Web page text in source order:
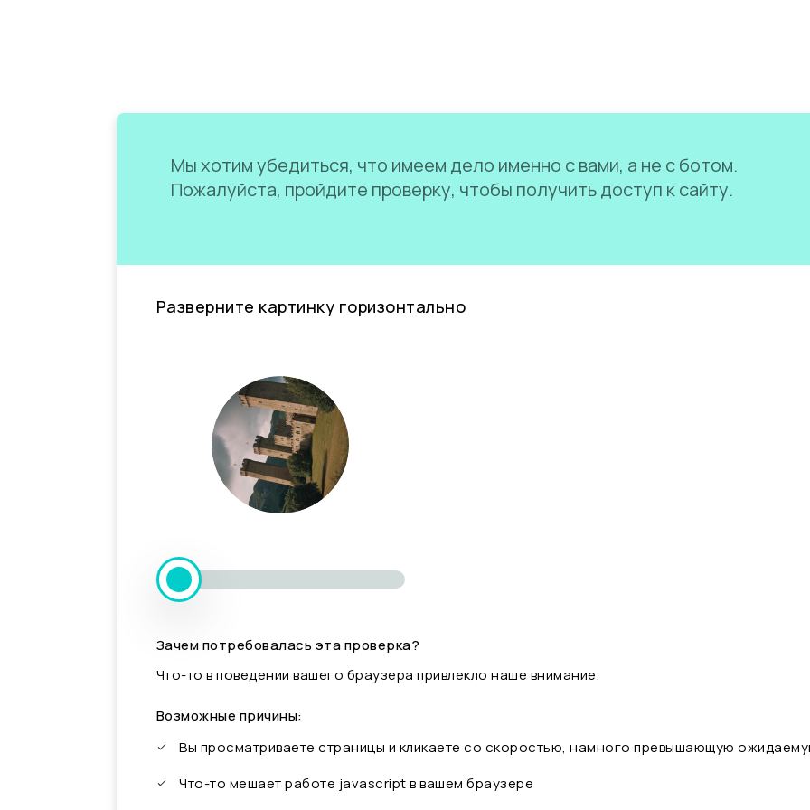
Мы хотим убедиться, что имеем дело именно с вами, а не с ботом.
Пожалуйста, пройдите проверку, чтобы получить доступ к сайту.
Разверните картинку горизонтально
Зачем потребовалась эта проверка?
Что-то в поведении вашего браузера привлекло наше внимание.
Возможные причины:
Вы просматриваете страницы и кликаете со скоростью, намного превышающую
Что-то мешает работе javascript в вашем браузере